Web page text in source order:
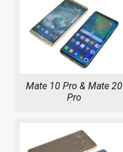
Mate 10 Pro & Mate 20
Pro